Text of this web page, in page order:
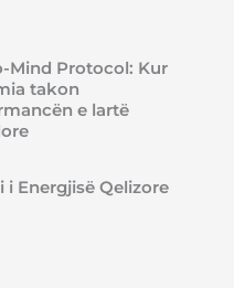
Mind Protocol: Kur
takon
e lartë
i Energjisë Qelizore